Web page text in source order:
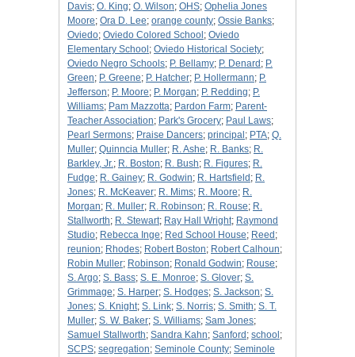
Davis; O. King; O. Wilson; OHS; Ophelia Jones
Moore; Ora D. Lee; orange county; Ossie Banks;
Oviedo; Oviedo Colored School ; Oviedo
Elementary School ; Oviedo Historical Society;
Oviedo Negro Schools; P. Bellamy; P. Denard ; P.
Green; P. Greene; P. Hatcher; P. Hollermann; P.
Jefferson; P. Moore; P. Morgan; P. Redding; P.
Williams; Pam Mazzotta; Pardon Farm; Parent-
Teacher Association; Park's Grocery; Paul Laws;
Pearl Sermons; Praise Dancers; principal ; PTA; Q.
Muller; Quinncia Muller; R. Ashe; R. Banks; R.
Barkley, Jr.; R. Boston; R. Bush; R. Figures; R.
Fudge; R. Gainey; R. Godwin; R. Hartsfield ; R.
Jones; R. McKeaver; R. Mims; R. Moore; R.
Morgan; R. Muller; R. Robinson; R. Rouse; R.
Stallworth; R. Stewart; Ray Hall Wright; Raymond
Studio; Rebecca Inge; Red School House; Reed ;
reunion; Rhodes; Robert Boston; Robert Calhoun;
Robin Muller; Robinson; Ronald Godwin; Rouse;
S. Argo; S. Bass; S. E. Monroe; S. Glover; S.
Grimmage; S. Harper; S. Hodges; S. Jackson; S.
Jones; S. Knight; S. Link; S. Norris; S. Smith; S. T.
Muller; S. W. Baker; S. Williams; Sam Jones;
Samuel Stallworth; Sandra Kahn; Sanford ; school ;
SCPS; segregation; Seminole County; Seminole